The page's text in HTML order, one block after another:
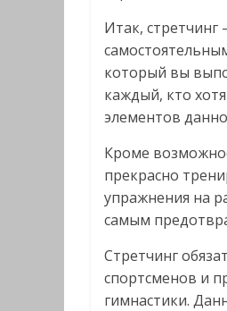
Итак, стретчинг
который вы
каждый, кто
элементов
Кроме
прекрасно
упражнения на
самым
Стретчинг
спортсменов и
гимнастики.